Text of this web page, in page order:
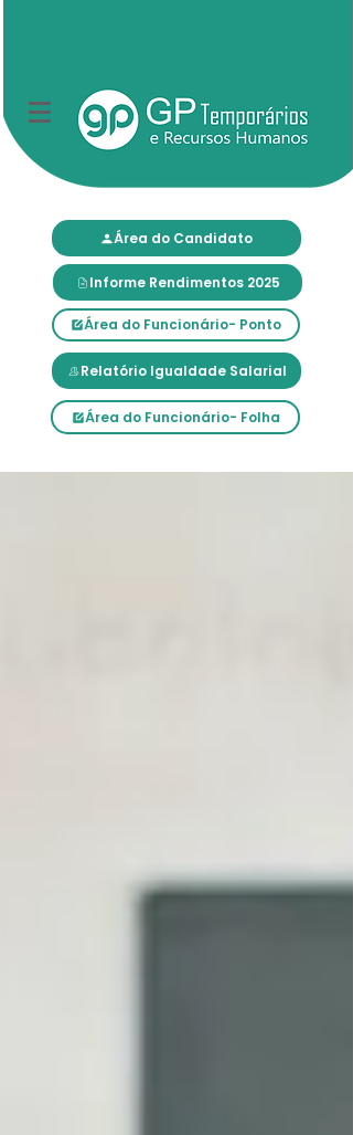
Área do Candidato
Informe Rendimentos 2025
Área do Funcionário- Ponto
Relatório Igualdade Salarial
Área do Funcionário- Folha